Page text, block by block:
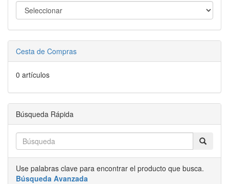
Cesta de Compras
0 artículos
Búsqueda Rápida
Use palabras clave para encontrar el producto que busca.
Búsqueda Avanzada